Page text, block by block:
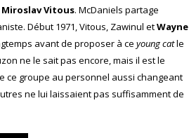
Miroslav Vitous. McDaniels partage
Début 1971, Vitous, Zawinul etWayne
avant de proposer à ce young catle
ne le sait pas encore, mais il est le
ce groupe au personnel aussi changeant
ne lui laissaient pas suffisamment de